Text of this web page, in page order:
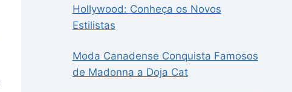
Hollywood: Conheça os Novos
Estilistas
Moda Canadense Conquista Famosos
de Madonna a Doja Cat